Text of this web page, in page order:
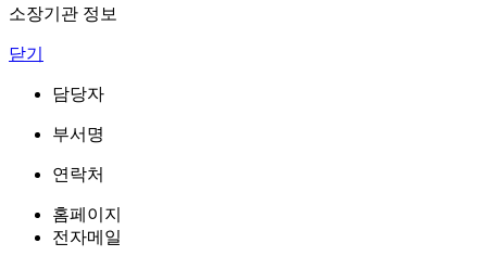
소장기관 정보
닫기
담당자
부서명
연락처
홈페이지
전자메일